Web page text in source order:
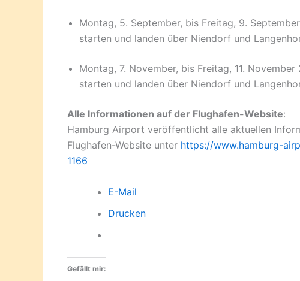
Montag, 5. September, bis Freitag, 9.
starten und landen über Niendorf und
Montag, 7. November, bis Freitag, 11.
starten und landen über Niendorf und
Alle Informationen auf der Flughafen-Website:
Hamburg Airport veröffentlicht alle aktuellen
Flughafen-Website unter https://www.hamburg-
1166
E-Mail
Drucken
Gefällt mir: